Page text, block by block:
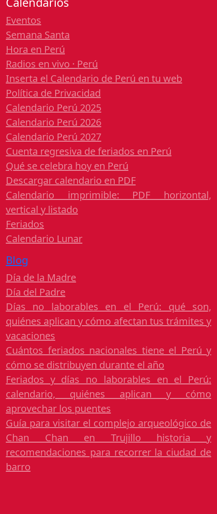
Eventos
Semana Santa
Hora en Perú
Radios en vivo · Perú
Inserta el Calendario de Perú en tu web
Política de Privacidad
Calendario Perú 2025
Calendario Perú 2026
Calendario Perú 2027
Cuenta regresiva de feriados en Perú
Qué se celebra hoy en Perú
Descargar calendario en PDF
Calendario imprimible: PDF horizontal,
vertical y listado
Feriados
Calendario Lunar
Blog
Día de la Madre
Día del Padre
Días no laborables en el Perú: qué son,
quiénes aplican y cómo afectan tus trámites y
vacaciones
Cuántos feriados nacionales tiene el Perú y
cómo se distribuyen durante el año
Feriados y días no laborables en el Perú:
calendario, quiénes aplican y cómo
aprovechar los puentes
Guía para visitar el complejo arqueológico de
Chan Chan en Trujillo historia y
recomendaciones para recorrer la ciudad de
barro